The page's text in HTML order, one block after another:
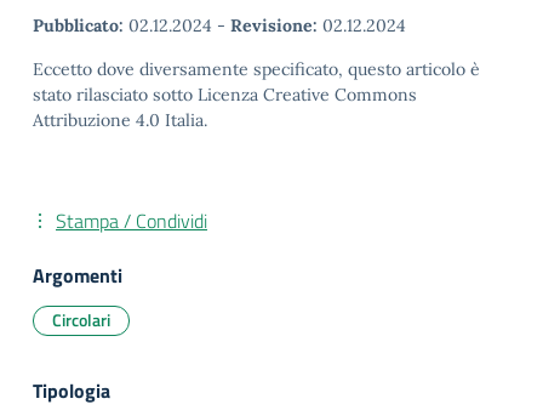
Pubblicato: 02.12.2024 - Revisione: 02.12.2024
Eccetto dove diversamente specificato, questo articolo è
stato rilasciato sotto Licenza Creative Commons
Attribuzione 4.0 Italia.
Stampa / Condividi
Argomenti
Circolari
Tipologia